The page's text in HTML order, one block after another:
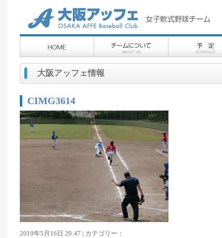
大阪アッフェ情報
CIMG3614
2019年5月16日 20:47 | カテゴリー：